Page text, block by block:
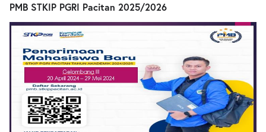
PMB STKIP PGRI Pacitan 2025/2026